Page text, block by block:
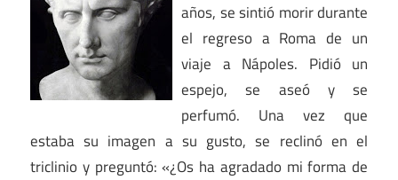
años, se sintió morir durante
el regreso a Roma de un
viaje a Nápoles. Pidió un
espejo, se aseó y se
perfumó. Una vez que
estaba su imagen a su gusto, se reclinó en el
triclinio y preguntó: «¿Os ha agradado mi forma de